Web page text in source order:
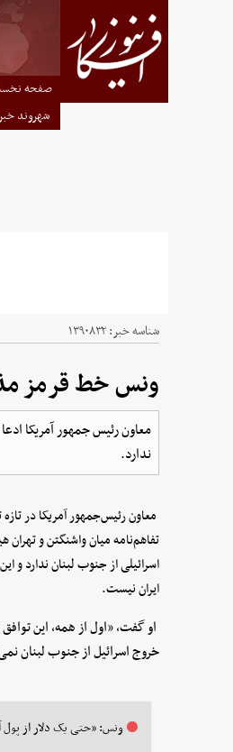
صفحه
شهروند
شناسه خبر:۱۳۹۰۸۳۲
ونس خط قرمز
معاون رئیس جمهور آمریکا
ندارد.
معاون رئیس‌جمهور آمریکا در
تفاهم‌نامه میان واشنگتن و
اسرائیلی از جنوب لبنان ندارد و
ایران نیست.
او گفت، «اول از همه، این
خروج اسرائیل از جنوب لبنان
ونس: «حتی یک دلار از پول